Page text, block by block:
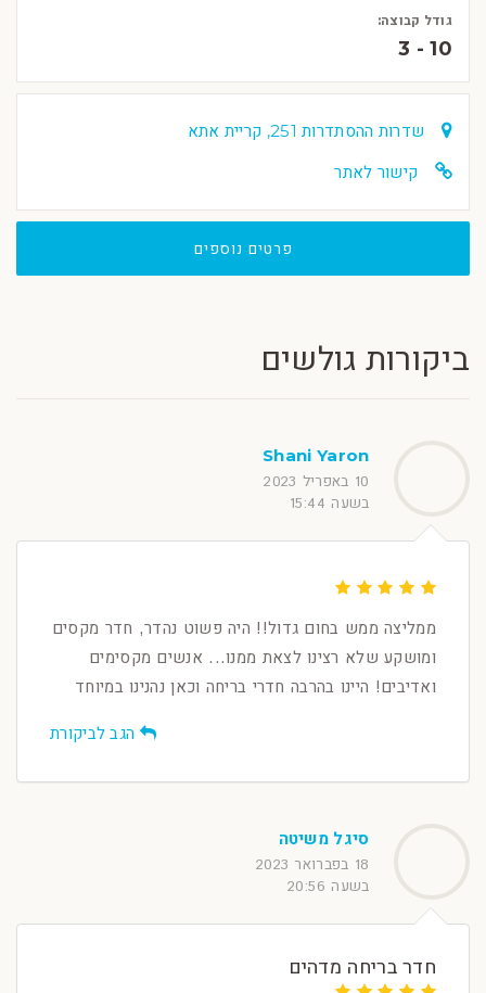
גודל קבוצה:
3 - 10
שדרות ההסתדרות 251, קריית אתא
קישור לאתר
פרטים נוספים
ביקורות גולשים
Shani Yaron
10 באפריל 2023
בשעה 15:44
ממליצה ממש בחום גדול!! היה פשוט נהדר, חדר מקסים
ומושקע שלא רצינו לצאת ממנו... אנשים מקסימים
ואדיבים! היינו בהרבה חדרי בריחה וכאן נהנינו במיוחד
הגב לביקורת
סיגל משיטה
18 בפברואר 2023
בשעה 20:56
חדר בריחה מדהים